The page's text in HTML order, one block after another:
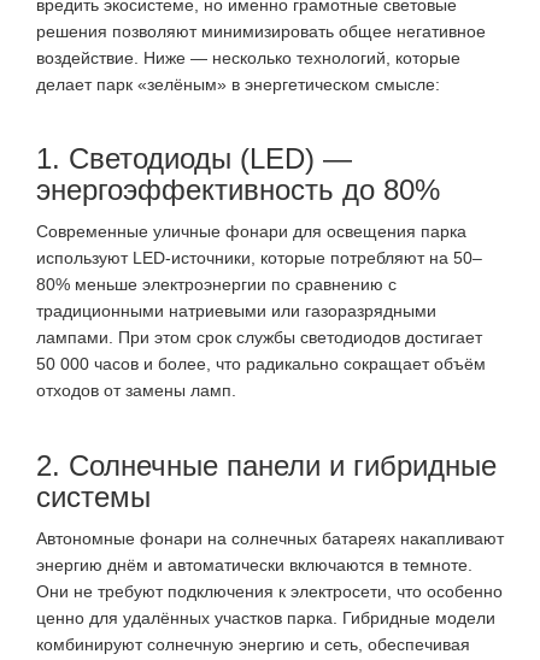
вредить экосистеме, но именно грамотные световые
решения позволяют минимизировать общее негативное
воздействие. Ниже — несколько технологий, которые
делает парк «зелёным» в энергетическом смысле:
1. Светодиоды (LED) —
энергоэффективность до 80%
Современные уличные фонари для освещения парка
используют LED-источники, которые потребляют на 50–
80% меньше электроэнергии по сравнению с
традиционными натриевыми или газоразрядными
лампами. При этом срок службы светодиодов достигает
50 000 часов и более, что радикально сокращает объём
отходов от замены ламп.
2. Солнечные панели и гибридные
системы
Автономные фонари на солнечных батареях накапливают
энергию днём и автоматически включаются в темноте.
Они не требуют подключения к электросети, что особенно
ценно для удалённых участков парка . Гибридные модели
комбинируют солнечную энергию и сеть, обеспечивая